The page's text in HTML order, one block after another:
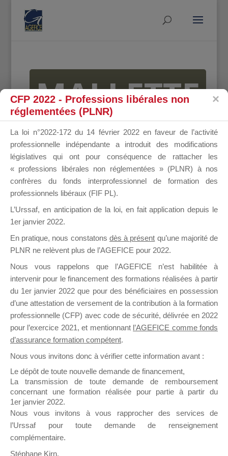
MALLETTE
DU
DIRIGEANT
il y a un mois
Ce groupe est destiné aux Organismes de
Formation qui souhaitent répondre à l’Appel à
Propositions Mallette du Dirigeant.
Ce groupe propose un forum dédié au support
sur lequel il est possible de laisser un message
ou poser une question.
NB : Il est nécessaire d’être
pouvoir rejoindre ce groupe
CFP 2022 - Professions libérales non
réglementées (PLNR)
La loi n°2022-172 du 14 février 2022 en faveur de l’activité
professionnelle indépendante a introduit des modifications
législatives qui ont pour conséquence de rattacher les
« professions libérales non réglementées » (PLNR) à nos
confrères du fonds interprofessionnel de formation des
professionnels libéraux (FIF PL).
L’Urssaf, en anticipation de la loi, en fait application depuis le
1er janvier 2022.
En pratique, nous constatons dès à présent qu’une majorité de
PLNR ne relèvent plus de l’AGEFICE pour 2022.
Nous vous rappelons que l’AGEFICE n’est habilitée à
intervenir pour le financement des formations réalisées à partir
du 1er janvier 2022 que pour des bénéficiaires en possession
d’une attestation de versement de la contribution à la formation
professionnelle (CFP) avec code de sécurité, délivrée en 2022
pour l’exercice 2021, et mentionnant l’AGEFICE comme fonds
d’assurance formation compétent.
Nous vous invitons donc à vérifier cette information avant :
Le dépôt de toute nouvelle demande de financement,
La transmission de toute demande de remboursement
concernant une formation réalisée pour partie à partir du
1er janvier 2022.
Nous vous invitons à vous rapprocher des services de
l’Urssaf pour toute demande de renseignement
complémentaire.
Stéphane Kirn,